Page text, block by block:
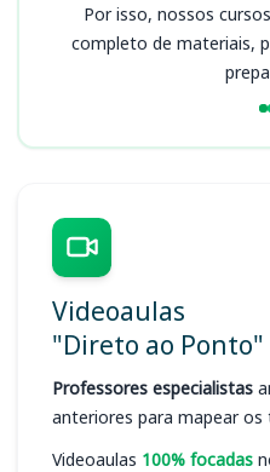
Por isso, nossos
completo de materiais,
Videoaulas
"Direto ao Ponto"
Professores especialistas
anteriores para mapear os
Videoaulas 100% focadas